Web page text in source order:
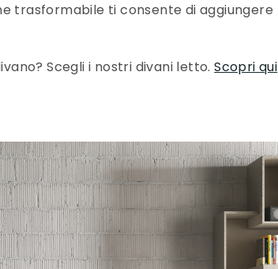
trasformabile ti consente di aggiungere
Scegli i nostri divani letto.Scopri qui